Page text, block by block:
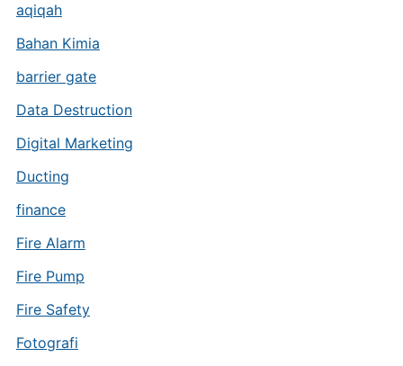
aqiqah
Bahan Kimia
barrier gate
Data Destruction
Digital Marketing
Ducting
finance
Fire Alarm
Fire Pump
Fire Safety
Fotografi